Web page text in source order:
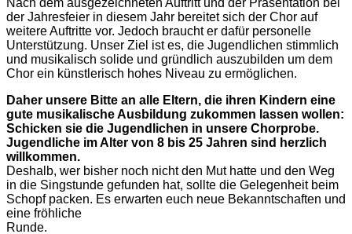
Nach dem ausgezeichneten Auftritt und der Präsentation bei
der Jahresfeier in diesem Jahr bereitet sich der Chor auf
weitere Auftritte vor. Jedoch braucht er dafür personelle
Unterstützung. Unser Ziel ist es, die Jugendlichen stimmlich
und musikalisch solide und gründlich auszubilden um dem
Chor ein künstlerisch hohes Niveau zu ermöglichen.
Daher unsere Bitte an alle Eltern, die ihren Kindern eine
gute musikalische Ausbildung zukommen lassen wollen:
Schicken sie die Jugendlichen in unsere Chorprobe.
Jugendliche im Alter von 8 bis 25 Jahren sind herzlich
Deshalb, wer bisher noch nicht den Mut hatte und den Weg
in die Singstunde gefunden hat, sollte die Gelegenheit beim
Schopf packen. Es erwarten euch neue Bekanntschaften und
eine fröhliche